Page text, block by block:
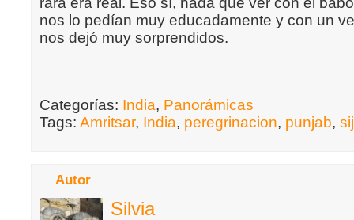
nos lo pedían muy educadamente y con un
nos dejó muy sorprendidos.
Categorías: India, Panorámicas
Tags: Amritsar, India, peregrinacion, punjab, sij
Autor
Silvia